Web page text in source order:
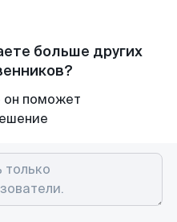
больше других
он поможет